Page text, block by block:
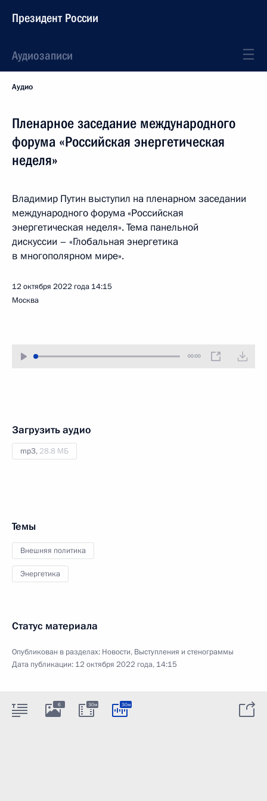
Президент России
Аудиозаписи
Аудио
Пленарное заседание международного
форума «Российская энергетическая
неделя»
Владимир Путин выступил на пленарном заседании
международного форума «Российская
энергетическая неделя». Тема панельной
дискуссии – «Глобальная энергетика
в многополярном мире».
12 октября 2022 года 14:15
Москва
00:00
Загрузить аудио
mp3, 28.8 МБ
Темы
Внешняя политика
Энергетика
Статус материала
Опубликован в разделах: Новости, Выступления и стенограммы
Дата публикации: 12 октября 2022 года, 14:15
6 30м 30м